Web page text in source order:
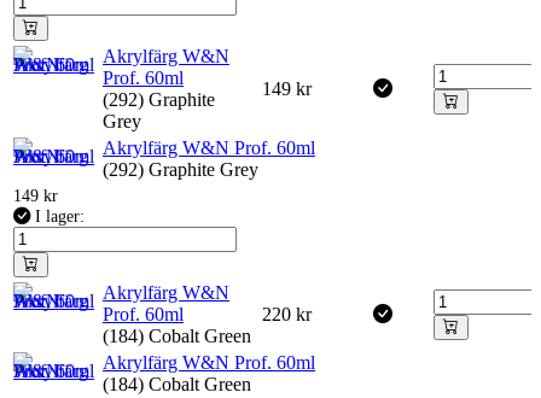
Akrylfärg W&N
Prof. 60ml
(292) Graphite
Grey
149 kr
Akrylfärg W&N Prof. 60ml
(292) Graphite Grey
149 kr
I lager:
Akrylfärg W&N
Prof. 60ml
(184) Cobalt Green
220 kr
Akrylfärg W&N Prof. 60ml
(184) Cobalt Green